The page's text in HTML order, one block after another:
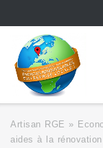
content
Artisan RGE »
aides à la